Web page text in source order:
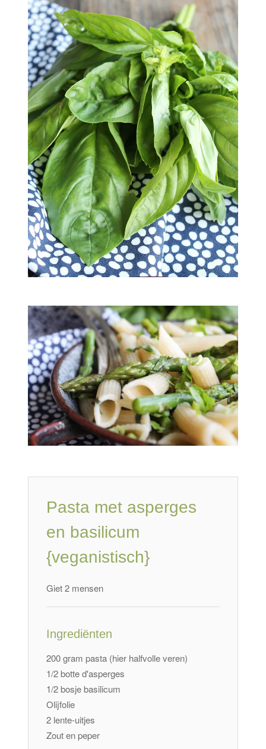
Pasta met asperges
en basilicum
{veganistisch}
Giet 2 mensen
Ingrediënten
200 gram pasta (hier halfvolle veren)
1/2botte d'asperges
1/2 bosje basilicum
Olijfolie
2 lente-uitjes
Zout en peper